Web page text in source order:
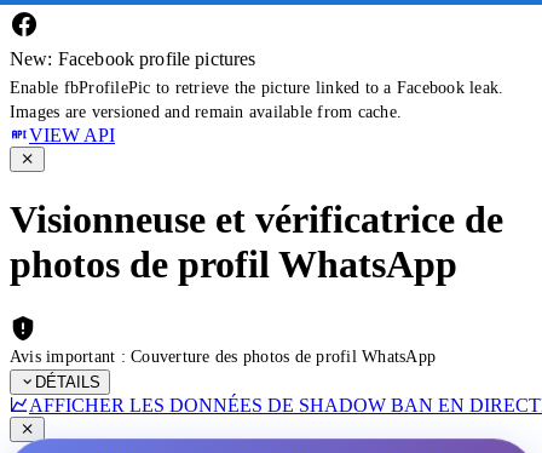
New: Facebook profile pictures
Enable fbProfilePic to retrieve the picture linked to a Facebook leak.
Images are versioned and remain available from cache.
VIEW API
Visionneuse et vérificatrice de
photos de profil WhatsApp
Avis important : Couverture des photos de profil WhatsApp
DÉTAILS
AFFICHER LES DONNÉES DE SHADOW BAN EN DIRECT